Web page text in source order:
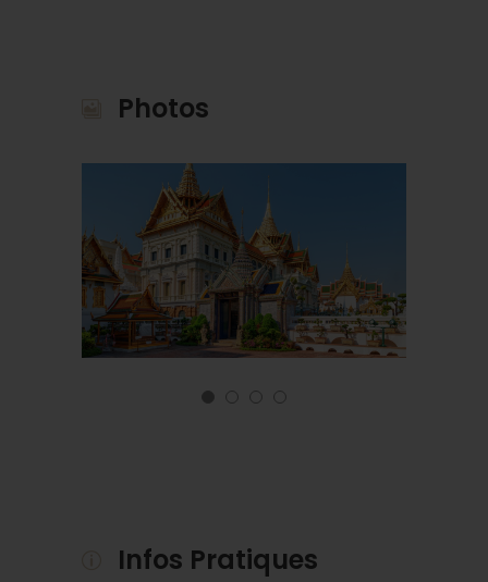
Train de nuit
Photos
Infos Pratiques